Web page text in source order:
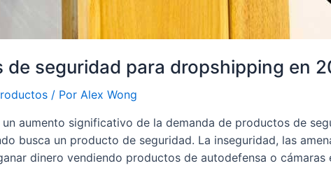
de seguridad para dropshipping en
/ Por Alex Wong
aumento significativo de la demanda de productos de
busca un producto de seguridad. La inseguridad, las
dinero vendiendo productos de autodefensa o